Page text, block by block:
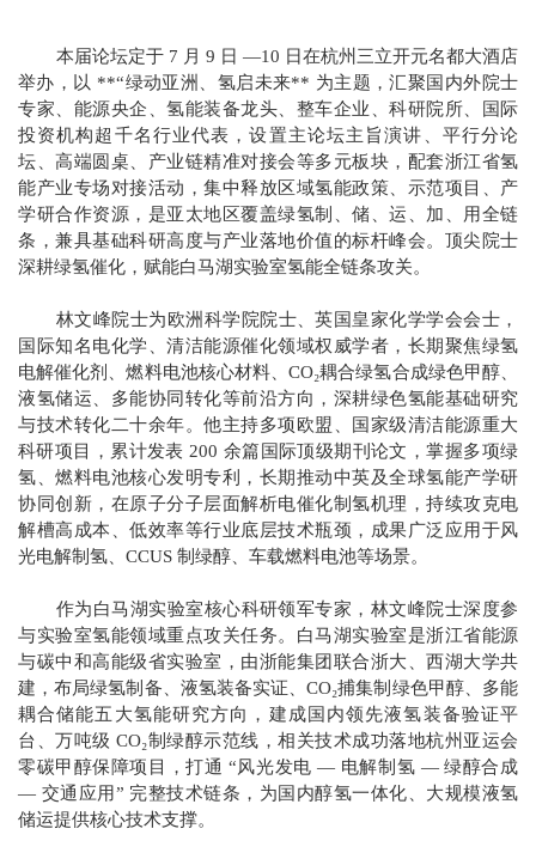
本届论坛定于 7 月 9 日 —10 日在杭州三立开元名都大酒店
举办，以 **“绿动亚洲、氢启未来** 为主题，汇聚国内外院士
专家、能源央企、氢能装备龙头、整车企业、科研院所、国际
投资机构超千名行业代表，设置主论坛主旨演讲、平行分论
坛、高端圆桌、产业链精准对接会等多元板块，配套浙江省氢
能产业专场对接活动，集中释放区域氢能政策、示范项目、产
学研合作资源，是亚太地区覆盖绿氢制、储、运、加、用全链
条，兼具基础科研高度与产业落地价值的标杆峰会。顶尖院士
深耕绿氢催化，赋能白马湖实验室氢能全链条攻关。
林文峰院士为欧洲科学院院士、英国皇家化学学会会士，
国际知名电化学、清洁能源催化领域权威学者，长期聚焦绿氢
电解催化剂、燃料电池核心材料、CO₂耦合绿氢合成绿色甲醇、
液氢储运、多能协同转化等前沿方向，深耕绿色氢能基础研究
与技术转化二十余年。他主持多项欧盟、国家级清洁能源重大
科研项目，累计发表 200 余篇国际顶级期刊论文，掌握多项绿
氢、燃料电池核心发明专利，长期推动中英及全球氢能产学研
协同创新，在原子分子层面解析电催化制氢机理，持续攻克电
解槽高成本、低效率等行业底层技术瓶颈，成果广泛应用于风
光电解制氢、CCUS 制绿醇、车载燃料电池等场景。
作为白马湖实验室核心科研领军专家， 林文峰院士深度参
与实验室氢能领域重点攻关任务。白马湖实验室是浙江省能源
与碳中和高能级省实验室，由浙能集团联合浙大、西湖大学共
建，布局绿氢制备、液氢装备实证、CO₂捕集制绿色甲醇、多能
耦合储能五大氢能研究方向，建成国内领先液氢装备验证平
台、万吨级 CO₂制绿醇示范线，相关技术成功落地杭州亚运会
零碳甲醇保障项目，打通 “风光发电 — 电解制氢 — 绿醇合成
— 交通应用” 完整技术链条，为国内醇氢一体化、大规模液氢
储运提供核心技术支撑。